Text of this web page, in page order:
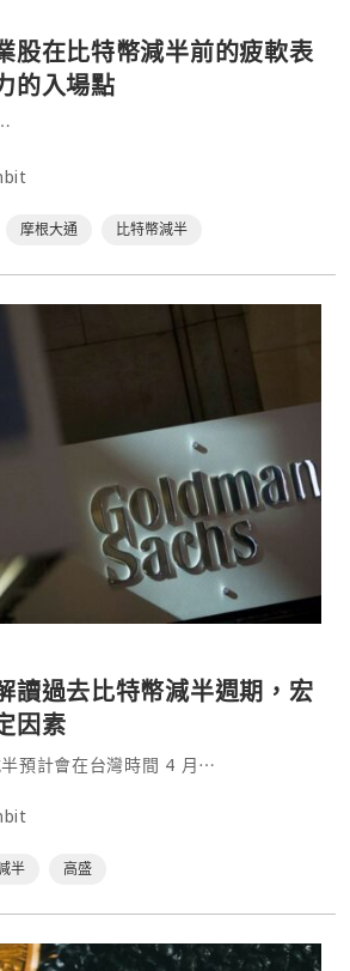
股在比特幣減半前的疲軟表
的入場點
摩根大通 比特幣減半
讀過去比特幣減半週期，宏
因素
預計會在台灣時間 4 月⋯
半 高盛